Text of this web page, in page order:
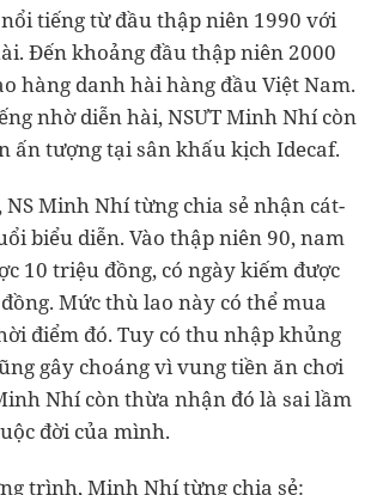
tiếng từ đầu thập niên 1990 với
Đến khoảng đầu thập niên 2000
hàng danh hài hàng đầu Việt Nam.
nhờ diễn hài, NSƯT Minh Nhí còn
ấn tượng tại sân khấu kịch Idecaf.
Minh Nhí từng chia sẻ nhận cát-
biểu diễn. Vào thập niên 90, nam
10 triệu đồng, có ngày kiếm được
Mức thù lao này có thể mua
điểm đó. Tuy có thu nhập khủng
gây choáng vì vung tiền ăn chơi
Nhí còn thừa nhận đó là sai lầm
đời của mình.
trình, Minh Nhí từng chia sẻ: